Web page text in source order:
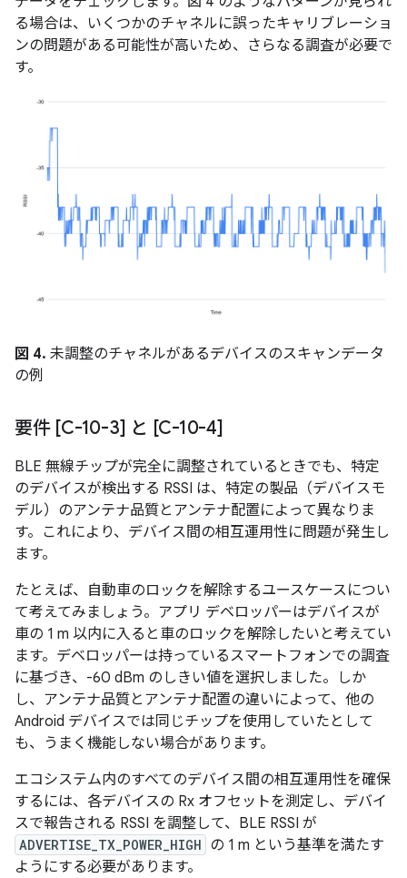
る場合は、いくつかのチャネルに誤ったキャリブレーショ
ンの問題がある可能性が高いため、さらなる調査が必要で
す。
図 4. 未調整のチャネルがあるデバイスのスキャンデータ
の例
要件 [C-10-3] と [C-10-4]
BLE 無線チップが完全に調整されているときでも、特定
のデバイスが検出する RSSI は、特定の製品（デバイスモ
デル）のアンテナ品質とアンテナ配置によって異なりま
す。これにより、デバイス間の相互運用性に問題が発生し
ます。
たとえば、自動車のロックを解除するユースケースについ
て考えてみましょう。アプリ デベロッパーはデバイスが
車の 1 m 以内に入ると車のロックを解除したいと考えてい
ます。デベロッパーは持っているスマートフォンでの調査
に基づき、-60 dBm のしきい値を選択しました。しか
し、アンテナ品質とアンテナ配置の違いによって、他の
Android デバイスでは同じチップを使用していたとして
も、うまく機能しない場合があります。
エコシステム内のすべてのデバイス間の相互運用性を確保
するには、各デバイスの Rx オフセットを測定し、デバイ
スで報告される RSSI を調整して、BLE RSSI が
ADVERTISE_TX_POWER_HIGH の 1 m という基準を満たす
ようにする必要があります。